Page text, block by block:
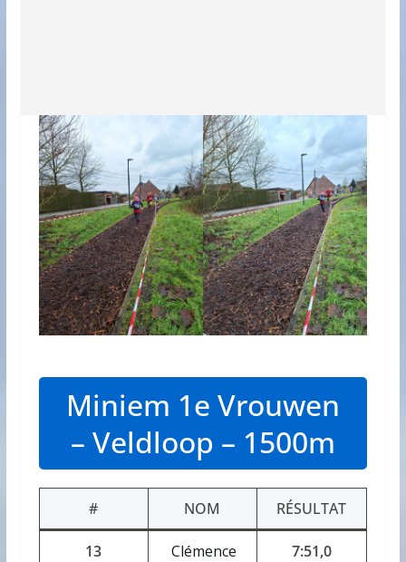
Miniem 1e Vrouwen
– Veldloop – 1500m
# NOM RÉSULTAT
13
Clémence
7:51,0